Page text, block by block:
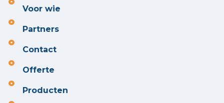
Voor wie
Partners
Contact
Offerte
Producten